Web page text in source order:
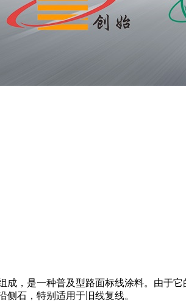
，是一种普及型路面标线涂料。由于
石，特别适用于旧线复线。